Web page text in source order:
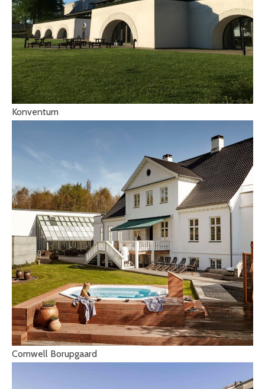
Konventum
Comwell Borupgaard